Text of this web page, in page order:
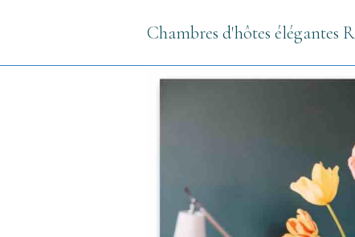
Chambres d'hôtes élégantes